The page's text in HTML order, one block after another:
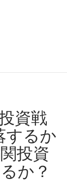
ャンク債は暴落
資戦
するか
投資
か？